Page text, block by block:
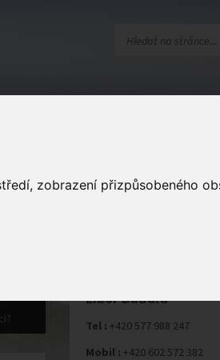
zobrazení přizpůsobeného
Libor Baďura
Tel : +420 577 988 247
Mobil : +420 602 572 382